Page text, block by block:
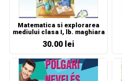
Matematica si explorarea
mediului clasa I, lb. maghiara
30.00 lei